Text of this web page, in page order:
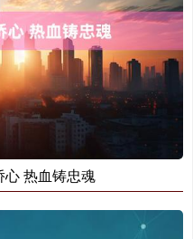
心 热血铸忠魂